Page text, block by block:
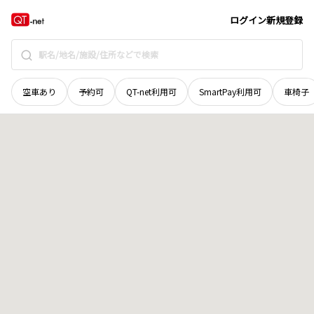
ログイン新規登録
空車あり 予約可 QT-net利用可 SmartPay利用可 車椅子
北海道